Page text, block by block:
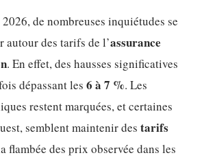
de nombreuses inquiétudes se
autour des tarifs de l’assurance
. En effet, des hausses significatives
dépassant les 6 à 7 %. Les
restent marquées, et certaines
semblent maintenir des tarifs
flambée des prix observée dans les